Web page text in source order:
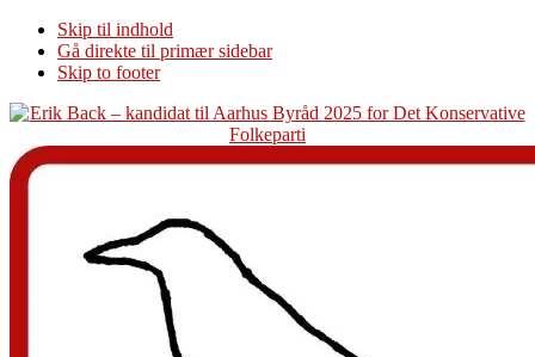
Skip til indhold
Gå direkte til primær sidebar
Skip to footer
Additional
menu